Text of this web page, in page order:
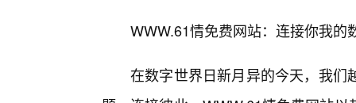
WWW.61情免费网站：连接你我的
在数字世界日新月异的今天，我们